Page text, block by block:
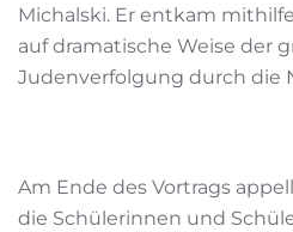
Michalski. Er entkam
auf dramatische Weise der
Judenverfolgung durch die
Am Ende des Vortrags
die Schülerinnen und